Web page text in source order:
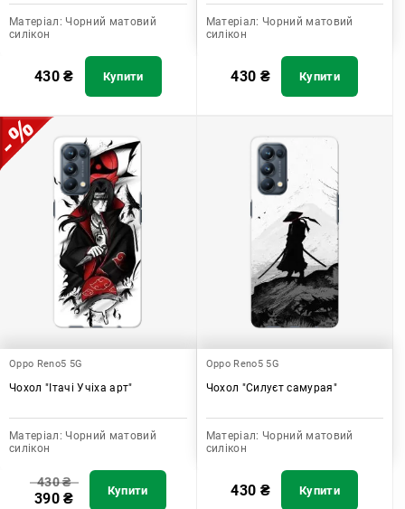
Матеріал: Чорний матовий
силікон
430₴ Купити
Матеріал: Чорний матовий
силікон
430 ₴ Купити
Oppo Reno5 5G
Чохол "Ітачі Учіха арт"
Матеріал: Чорний матовий
силікон
430₴
390₴ Купити
Oppo Reno5 5G
Чохол "Силуєт самурая"
Матеріал: Чорний матовий
силікон
430 ₴ Купити